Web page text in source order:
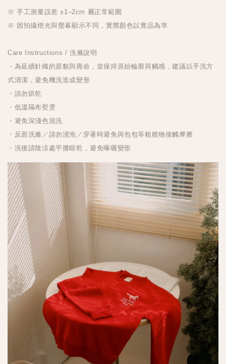
※ 手工測量誤差 ±1–2cm 屬正常範圍
※ 因拍攝燈光與螢幕顯示不同，實際顏色以實品為準
Care Instructions / 洗滌說明
・為延續針織的原貌與壽命，並保持原始輪廓與觸感，建議以手洗方
式清潔，避免機洗造成變形
・請勿烘乾
・低溫隔布熨燙
・避免深淺色混洗
・反面洗滌／請勿浸泡／穿著時避免與包包等粗糙物接觸摩擦
・洗後請陰涼處平攤晾乾，避免曝曬變形